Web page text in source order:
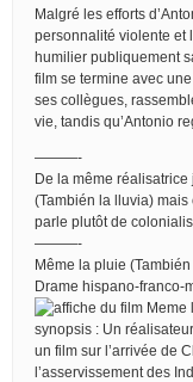
Malgré les efforts
personnalité violente et
humilier publiquement
film se termine avec
ses collègues,
vie, tandis qu’Antonio
———-
De la même
(También la lluvia) mais
parle plutôt de
———-
Même la pluie
Drame hispano-franco-
synopsis : Un
un film sur l’arrivée de
l’asservissement des